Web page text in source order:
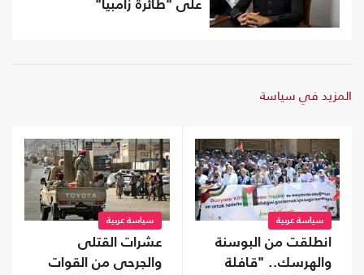
على "طائرة زامبيا"
المزيد في سياسة
سياسة عربية
انطلقت من البوسنة
والهرسك.. "قافلة
سياسة عربية
عشرات القتلى
والجرحى من القوات